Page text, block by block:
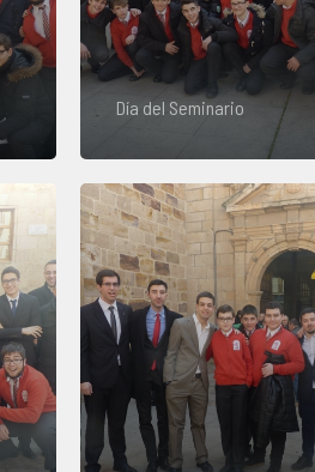
Día del Seminario